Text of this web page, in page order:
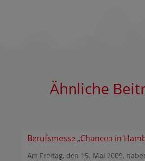
Ähnliche
Berufsmesse „Chancen in
Am Freitag, den 15. Mai 2009,